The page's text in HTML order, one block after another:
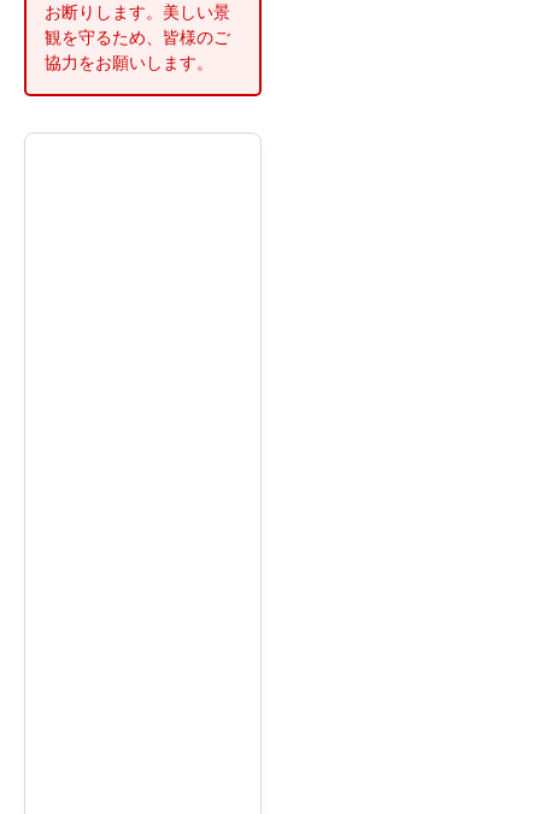
お断りします。美しい景
観を守るため、皆様のご
協力をお願いします。